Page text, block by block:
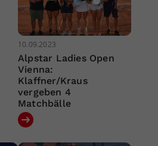
10.09.2023
Alpstar Ladies Open
Vienna:
Klaffner/Kraus
vergeben 4
Matchbälle